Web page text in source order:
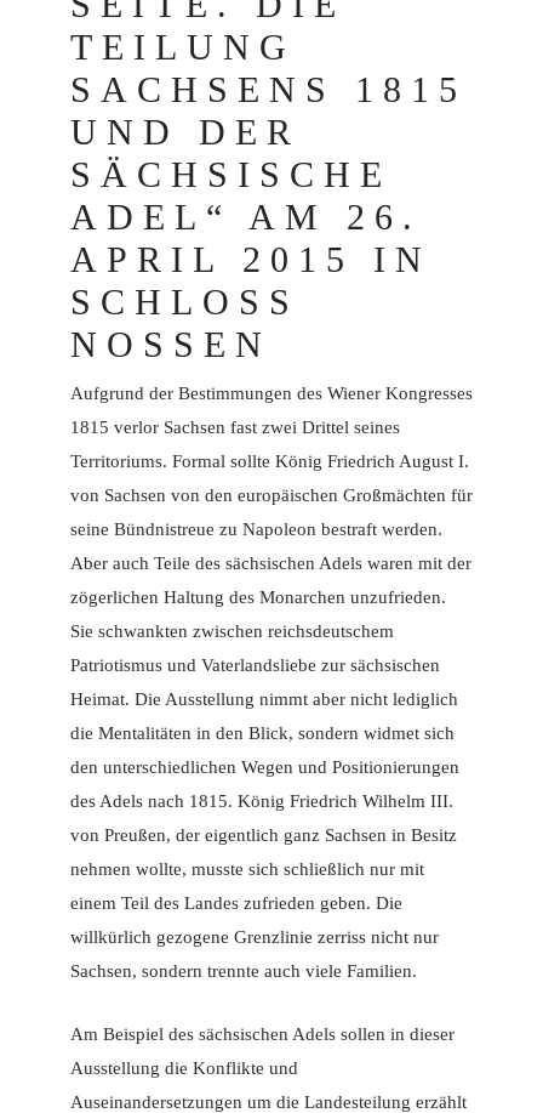
TEILUNG
SACHSENS 1815
UND DER
SÄCHSISCHE
ADEL“ AM 26.
APRIL 2015 IN
SCHLOSS
NOSSEN
Aufgrund der Bestimmungen des Wiener Kongresses
1815 verlor Sachsen fast zwei Drittel seines
Territoriums. Formal sollte König Friedrich August I.
von Sachsen von den europäischen Großmächten für
seine Bündnistreue zu Napoleon bestraft werden.
Aber auch Teile des sächsischen Adels waren mit der
zögerlichen Haltung des Monarchen unzufrieden.
Sie schwankten zwischen reichsdeutschem
Patriotismus und Vaterlandsliebe zur sächsischen
Heimat. Die Ausstellung nimmt aber nicht lediglich
die Mentalitäten in den Blick, sondern widmet sich
den unterschiedlichen Wegen und Positionierungen
des Adels nach 1815. König Friedrich Wilhelm III.
von Preußen, der eigentlich ganz Sachsen in Besitz
nehmen wollte, musste sich schließlich nur mit
einem Teil des Landes zufrieden geben. Die
willkürlich gezogene Grenzlinie zerriss nicht nur
Sachsen, sondern trennte auch viele Familien.
Am Beispiel des sächsischen Adels sollen in dieser
Ausstellung die Konflikte und
Auseinandersetzungen um die Landesteilung erzählt